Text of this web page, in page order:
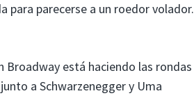
parecerse a un roedor volador.
Broadway está haciendo las rondas
a Schwarzenegger y Uma